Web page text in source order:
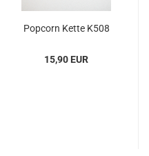
Pop­corn Kette K508
15,90 EUR